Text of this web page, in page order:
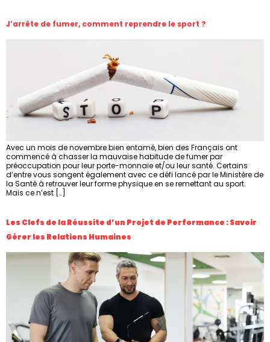
J’arrête de fumer, comment reprendre le sport ?
Avec un mois de novembre bien entamé, bien des Français ont
commencé à chasser la mauvaise habitude de fumer par
préoccupation pour leur porte-monnaie et/ou leur santé. Certains
d’entre vous songent également avec ce défi lancé par le Ministère de
la Santé à retrouver leur forme physique en se remettant au sport.
Mais ce n’est […]
Les Clefs de la Réussite d’un Projet de Performance : Savoir
Gérer les Relations Humaines